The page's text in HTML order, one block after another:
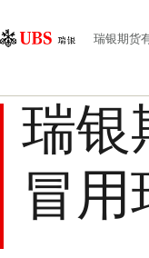
Area
导
瑞银期货
瑞银
冒